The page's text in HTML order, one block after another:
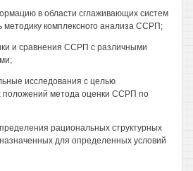
в области сглаживающих систем
методику комплексного анализа ССРП;
и сравнения ССРП с различными
исследования с целью
положений метода оценки ССРП по
рациональных структурных
для определенных условий